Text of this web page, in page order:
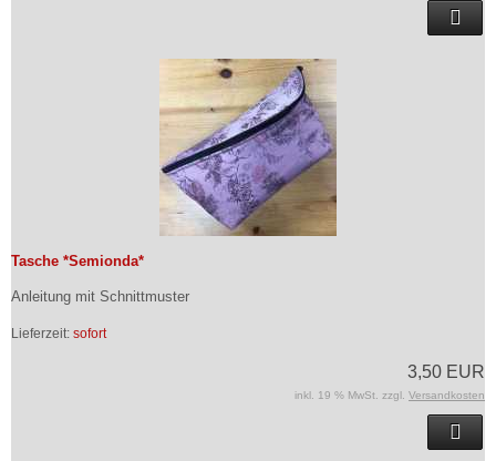
Tasche *Semionda*
Anleitung mit Schnittmuster
Lieferzeit: sofort
3,50 EUR
inkl. 19 % MwSt. zzgl. Versandkosten